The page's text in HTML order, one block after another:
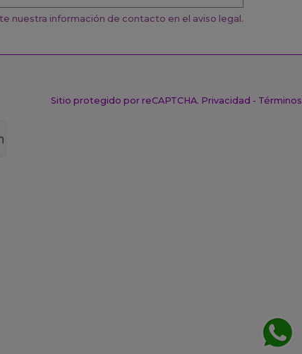
nuestra información de contacto en el aviso legal.
Sitio protegido por reCAPTCHA. Privacidad - Términos